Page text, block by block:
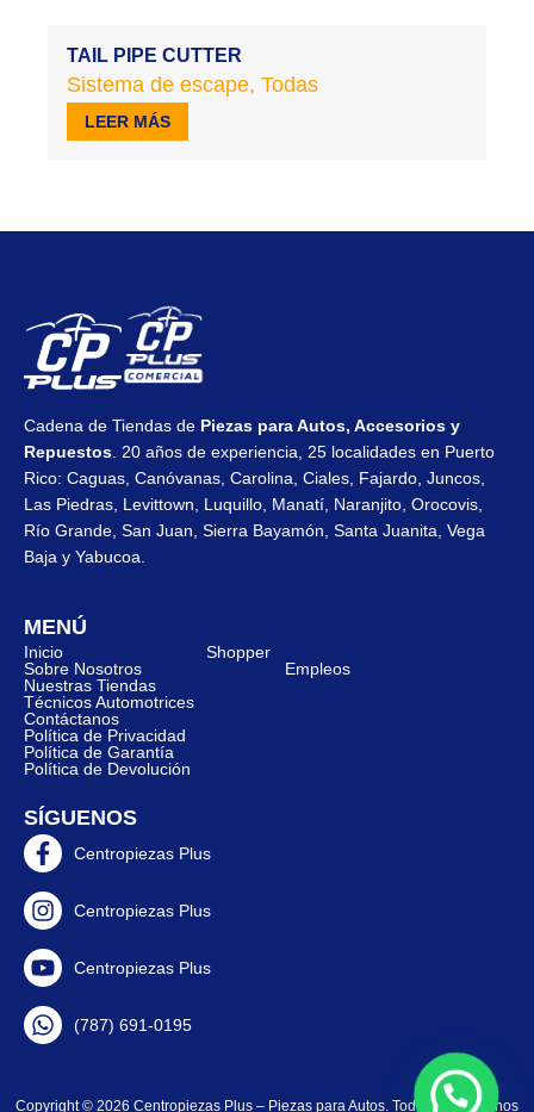
TAIL PIPE CUTTER
Sistema de escape, Todas
LEER MÁS
Cadena de Tiendas de Piezas para Autos, Accesorios y
Repuestos . 20 años de experiencia, 25 localidades en Puerto
Rico: Caguas, Canóvanas, Carolina, Ciales, Fajardo, Juncos,
Las Piedras, Levittown, Luquillo, Manatí, Naranjito, Orocovis,
Río Grande, San Juan, Sierra Bayamón, Santa Juanita, Vega
Baja y Yabucoa.
MENÚ
Inicio
Shopper
Sobre Nosotros
Empleos
Nuestras Tiendas
Técnicos Automotrices
Contáctanos
Política de Privacidad
Política de Garantía
Política de Devolución
SÍGUENOS
Centropiezas Plus
Centropiezas Plus
Centropiezas Plus
(787) 691-0195
Copyright © 2026 Centropiezas Plus – Piezas para Autos. Todos los derechos